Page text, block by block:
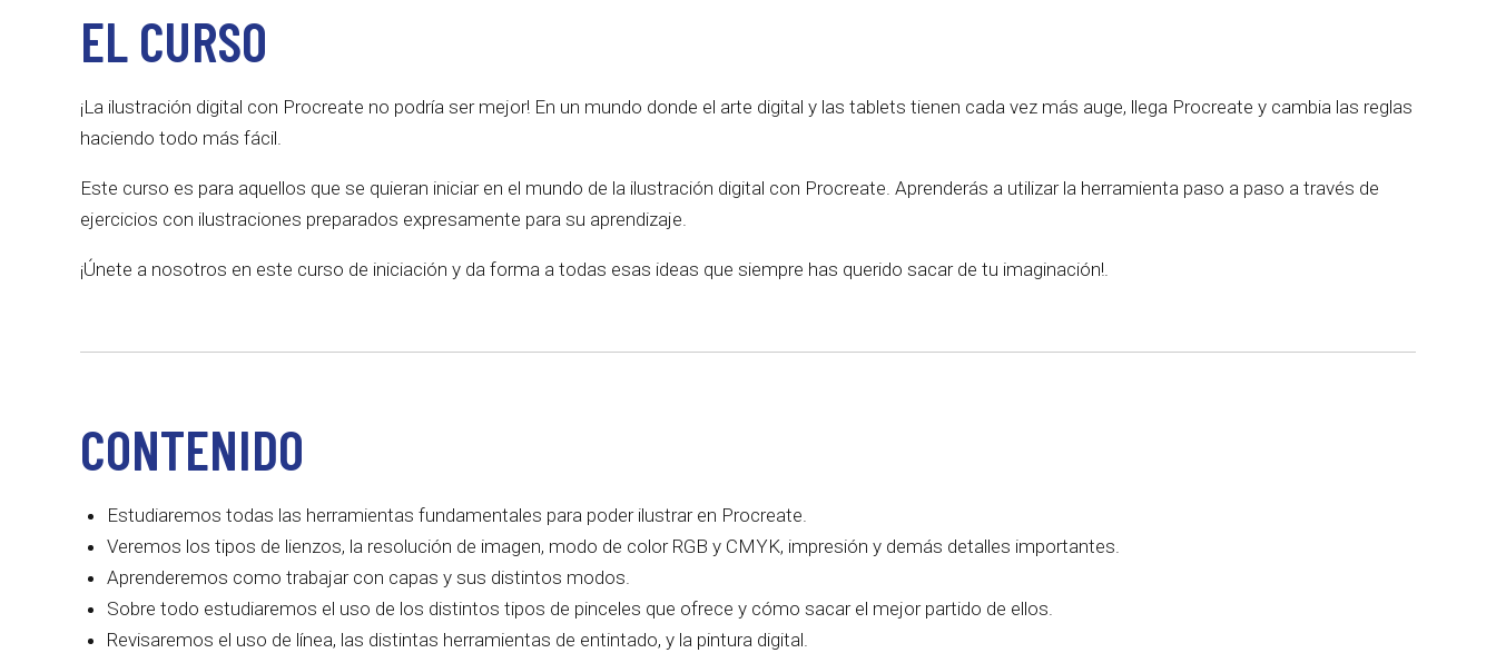
EL CURSO
¡La ilustración digital con Procreate no podría ser mejor! En un mundo donde el arte digital y las tablets tienen cada vez más auge, llega Procreate y cambia las reglas
haciendo todo más fácil.
Este curso es para aquellos que se quieran iniciar en el mundo de la ilustración digital con Procreate. Aprenderás a utilizar la herramienta paso a paso a través de
ejercicios con ilustraciones preparados expresamente para su aprendizaje.
¡Únete a nosotros en este curso de iniciación y da forma a todas esas ideas que siempre has querido sacar de tu imaginación!.
CONTENIDO
Estudiaremos todas las herramientas fundamentales para poder ilustrar en Procreate.
Veremos los tipos de lienzos, la resolución de imagen, modo de color RGB y CMYK, impresión y demás detalles importantes.
Aprenderemos como trabajar con capas y sus distintos modos.
Sobre todo estudiaremos el uso de los distintos tipos de pinceles que ofrece y cómo sacar el mejor partido de ellos.
Revisaremos el uso de línea, las distintas herramientas de entintado, y la pintura digital.